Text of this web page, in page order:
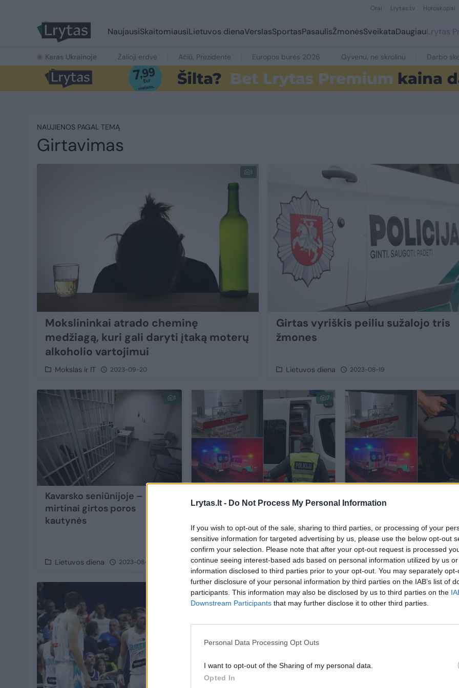
Lrytas.lt - Do Not Process My Personal Information
If you wish to opt-out of the sale, sharing to third parties, or processing of your
sensitive information for targeted advertising by us, please use the below opt-out
confirm your selection. Please note that after your opt-out request is processed
continue seeing interest-based ads based on personal information utilized by us
information disclosed to third parties prior to your opt-out. You may separately
further disclosure of your personal information by third parties on the IAB’s list of
participants. This information may also be disclosed by us to third parties on the
Downstream Participants that may further disclose it to other third parties.
Personal Data Processing Opt Outs
I want to opt-out of the Sharing of my personal data.
Opted In
Orai Lrytas.tv Horoskopai
NaujausiSkaitomiausiLietuvos dienaVerslasSportasPasaulisŽmonėsSveikataDaugiauLrytas
Karas Ukrainoje Žalioji erdvė Ačiū, Prezidente Europos burės 2026 Gyvenu, ne skrolinu Darbo
NAUJIENOS PAGAL TEMĄ
Girtavimas
1
Mokslininkai atrado cheminę
medžiagą, kuri gali daryti įtaką moterų
alkoholio vartojimui
Mokslas ir IT 2023-09-20
Girtas vyriškis peiliu sužalojo tris
žmones
Lietuvos diena 2023-08-19
1
Kavarsko seniūnijoje –
mirtinai girtos poros
kautynės
Lietuvos diena 2023-08-19
7
Kaišiadorių rajone užminė
girtaujantys jauni tėvai
kratosi kaltės
Lietuvos diena 2022-10-26
daugybės nerimą
ligoninėje, kankinosi
mažiausiai dvi paras
Lietuvos diena 2022-09-
8